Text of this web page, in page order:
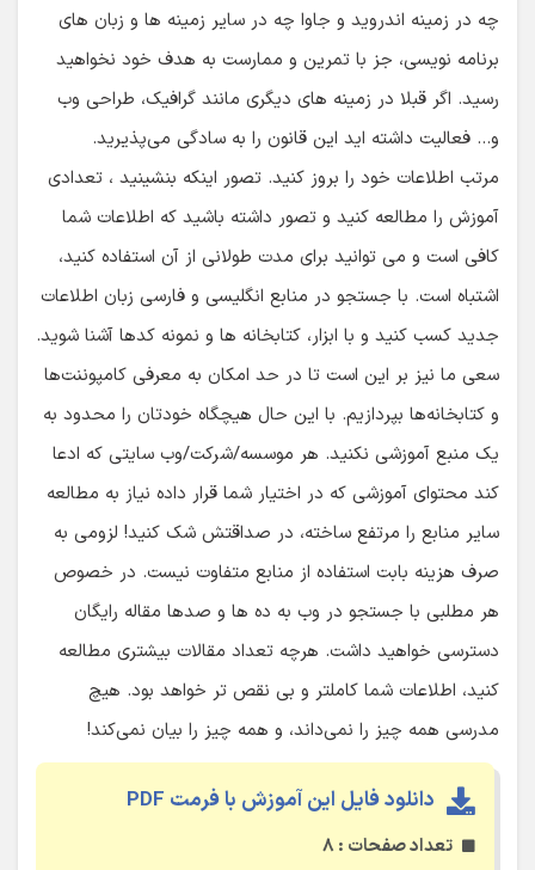
چه در زمینه اندروید و جاوا چه در سایر زمینه ها و زبان های
برنامه نویسی، جز با تمرین و ممارست به هدف خود نخواهید
رسید. اگر قبلا در زمینه های دیگری مانند گرافیک، طراحی وب
و… فعالیت داشته اید این قانون را به سادگی می‌پذیرید.
مرتب اطلاعات خود را بروز کنید. تصور اینکه بنشینید ، تعدادی
آموزش را مطالعه کنید و تصور داشته باشید که اطلاعات شما
کافی است و می توانید برای مدت طولانی از آن استفاده کنید،
اشتباه است. با جستجو در منابع انگلیسی و فارسی زبان اطلاعات
جدید کسب کنید و با ابزار، کتابخانه ها و نمونه کدها آشنا شوید.
سعی ما نیز بر این است تا در حد امکان به معرفی کامپوننت‌ها
و کتابخانه‌ها بپردازیم. با این حال هیچگاه خودتان را محدود به
یک منبع آموزشی نکنید. هر موسسه/شرکت/وب سایتی که ادعا
کند محتوای آموزشی که در اختیار شما قرار داده نیاز به مطالعه
سایر منابع را مرتفع ساخته، در صداقتش شک کنید! لزومی به
صرف هزینه بابت استفاده از منابع متفاوت نیست. در خصوص
هر مطلبی با جستجو در وب به ده ها و صدها مقاله رایگان
دسترسی خواهید داشت. هرچه تعداد مقالات بیشتری مطالعه
کنید، اطلاعات شما کاملتر و بی نقص تر خواهد بود. هیچ
مدرسی همه چیز را نمی‌داند، و همه چیز را بیان نمی‌کند!
دانلود فایل این آموزش با فرمت PDF
تعداد صفحات : ۸